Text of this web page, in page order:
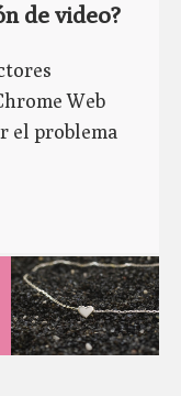
de video?
Web
el problema